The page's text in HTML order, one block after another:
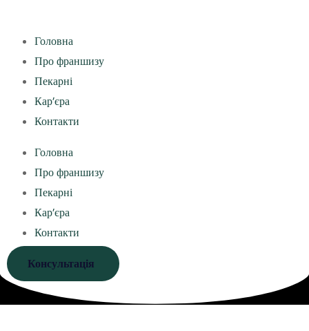
Головна
Про франшизу
Пекарні
Кар’єра
Контакти
Головна
Про франшизу
Пекарні
Кар’єра
Контакти
Консультація